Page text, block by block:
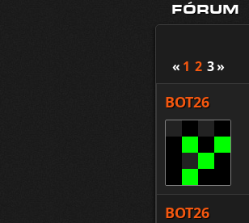
FÓRUM
« 1 2 3»
BOT26
BOT26